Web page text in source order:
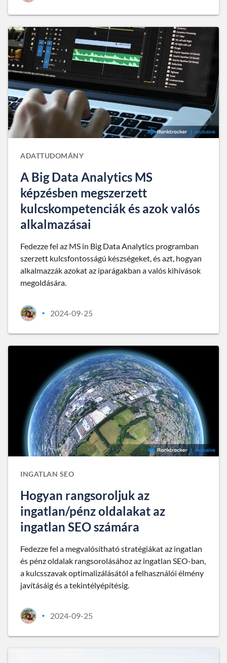
ADATTUDOMÁNY
A Big Data Analytics MS
képzésben megszerzett
kulcskompetenciák és azok valós
alkalmazásai
Fedezze fel az MS in Big Data Analytics programban
szerzett kulcsfontosságú készségeket, és azt, hogyan
alkalmazzák azokat az iparágakban a valós kihívások
megoldására.
• 2024-09-25
INGATLAN SEO
Hogyan rangsoroljuk az
ingatlan/pénz oldalakat az
ingatlan SEO számára
Fedezze fel a megvalósítható stratégiákat az ingatlan
és pénz oldalak rangsorolásához az ingatlan SEO-ban,
a kulcsszavak optimalizálásától a felhasználói élmény
javításáig és a tekintélyépítésig.
• 2024-09-25